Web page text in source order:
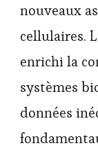
nouveaux
cellulaires.
enrichi la
systèmes
données